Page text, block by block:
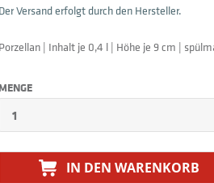
Der Versand erfolgt durch den Hersteller.
Porzellan | Inhalt je 0,4 l | Höhe je 9 cm |
IN DEN WARENKORB